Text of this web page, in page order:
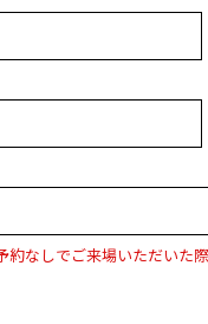
約なしでご来場いただいた際